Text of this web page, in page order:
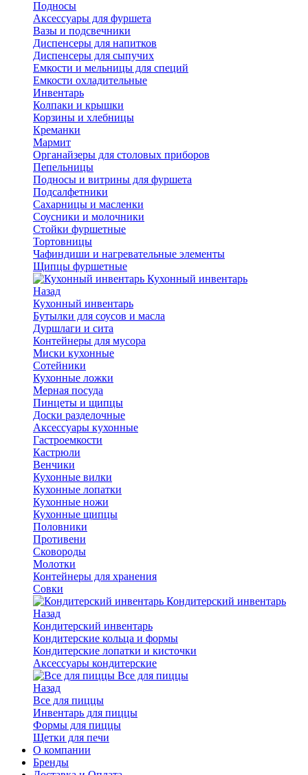
Подносы
Аксессуары для фуршета
Вазы и подсвечники
Диспенсеры для напитков
Диспенсеры для сыпучих
Емкости и мельницы для специй
Емкости охладительные
Инвентарь
Колпаки и крышки
Корзины и хлебницы
Креманки
Мармит
Органайзеры для столовых приборов
Пепельницы
Подносы и витрины для фуршета
Подсалфетники
Сахарницы и масленки
Соусники и молочники
Стойки фуршетные
Тортовницы
Чафиндиши и нагревательные элементы
Щипцы фуршетные
Кухонный инвентарь
Назад
Кухонный инвентарь
Бутылки для соусов и масла
Дуршлаги и сита
Контейнеры для мусора
Миски кухонные
Сотейники
Кухонные ложки
Мерная посуда
Пинцеты и щипцы
Доски разделочные
Аксессуары кухонные
Гастроемкости
Кастрюли
Венчики
Кухонные вилки
Кухонные лопатки
Кухонные ножи
Кухонные щипцы
Половники
Противени
Сковороды
Молотки
Контейнеры для хранения
Совки
Кондитерский инвентарь
Назад
Кондитерский инвентарь
Кондитерские кольца и формы
Кондитерские лопатки и кисточки
Аксессуары кондитерские
Все для пиццы
Назад
Все для пиццы
Инвентарь для пиццы
Формы для пиццы
Щетки для печи
О компании
Бренды